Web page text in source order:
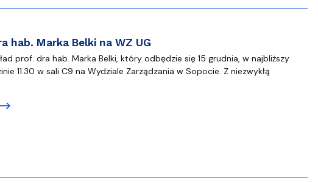
hab. Marka Belki na WZ UG
prof. dra hab. Marka Belki, który odbędzie się 15 grudnia, w najbliższy
11.30 w sali C9 na Wydziale Zarządzania w Sopocie. Z niezwykłą